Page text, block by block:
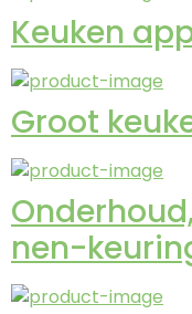
Keuken
Groot
nen-